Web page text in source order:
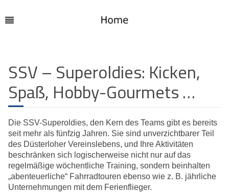
SSV – Superoldies: Kicken,
Spaß, Hobby-Gourmets …
Die SSV-Superoldies, den Kern des Teams gibt es bereits
seit mehr als fünfzig Jahren. Sie sind unverzichtbarer Teil
des Düsterloher Vereinslebens, und Ihre Aktivitäten
beschränken sich logischerweise nicht nur auf das
regelmäßige wöchentliche Training, sondern beinhalten
„abenteuerliche“ Fahrradtouren ebenso wie z. B. jährliche
Unternehmungen mit dem Ferienflieger.